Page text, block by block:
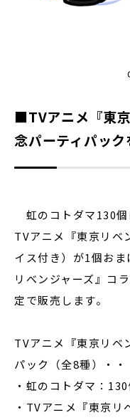
■TVアニメ『東
念パーティパック
虹のコトダマ130個
TVアニメ『東京リベ
イス付き）が1個お
リベンジャーズ』コ
定で販売します。
TVアニメ『東京リベ
パック（全8種）・・
・虹のコトダマ：130
・TVアニメ『東京リ